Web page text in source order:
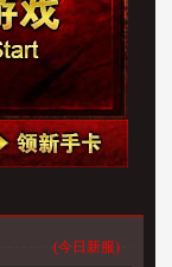
(今日新服)